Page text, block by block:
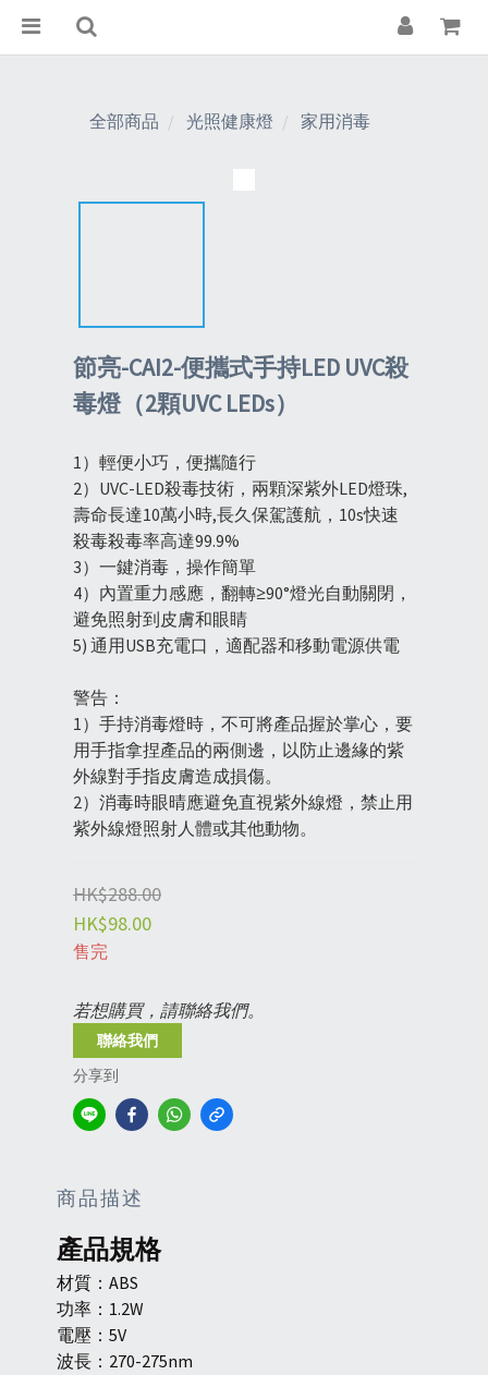
全部商品 光照健康燈 家用消毒
節亮-CAI2-便攜式手持LED UVC殺
毒燈（2顆UVC LEDs）
1）輕便小巧，便攜隨行
2）UVC-LED殺毒技術，兩顆深紫外LED燈珠,
壽命長達10萬小時,長久保駕護航，10s快速
殺毒殺毒率高達99.9%
3）一鍵消毒，操作簡單
4）內置重力感應，翻轉≥90°燈光自動關閉，
避免照射到皮膚和眼睛
5) 通用USB充電口，適配器和移動電源供電
警告：
1）手持消毒燈時，不可將產品握於掌心，要
用手指拿捏產品的兩側邊，以防止邊緣的紫
外線對手指皮膚造成損傷。
2）消毒時眼晴應避免直視紫外線燈，禁止用
紫外線燈照射人體或其他動物。
HK$288.00
HK$98.00
售完
若想購買，請聯絡我們。
聯絡我們
分享到
商品描述
產品規格
材質：ABS
功率：1.2W
電壓：5V
波長：270-275nm